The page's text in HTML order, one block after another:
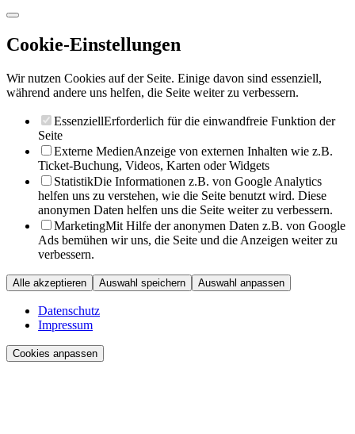
Cookie-Einstellungen
Wir nutzen Cookies auf der Seite. Einige davon sind essenziell,
während andere uns helfen, die Seite weiter zu verbessern.
EssenziellErforderlich für die einwandfreie Funktion der
Seite
Externe MedienAnzeige von externen Inhalten wie z.B.
Ticket-Buchung, Videos, Karten oder Widgets
StatistikDie Informationen z.B. von Google Analytics
helfen uns zu verstehen, wie die Seite benutzt wird. Diese
anonymen Daten helfen uns die Seite weiter zu verbessern.
MarketingMit Hilfe der anonymen Daten z.B. von Google
Ads bemühen wir uns, die Seite und die Anzeigen weiter zu
verbessern.
Alle akzeptieren Auswahl speichern Auswahl anpassen
Datenschutz
Impressum
Cookies anpassen